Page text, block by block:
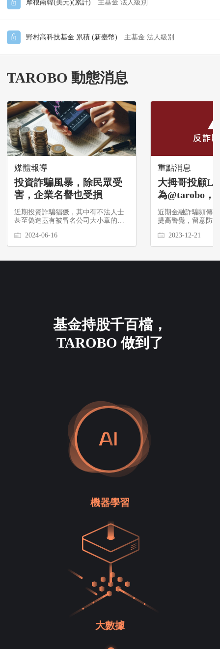
摩根南韓(美元)(累計) 主基金 法人級別
野村高科技基金 累積 (新臺幣) 主基金 法人級別
TAROBO 動態消息
媒體報導
投資詐騙風暴，除民眾受
害，企業名譽也受損
近期投資詐騙猖獗，其中有不法人士
甚至偽造蓋有被冒名公司大小章的合
開虛擬錢包入金以騙取投資款項。
2024-06-16
重點消息
大拇哥投顧
為@tarobo，
接觸投資人，
詐騙
近期金融詐騙頻傳
提高警覺，留意防
2023-12-21
基金持股千百檔，
TAROBO 做到了
機器學習
大數據